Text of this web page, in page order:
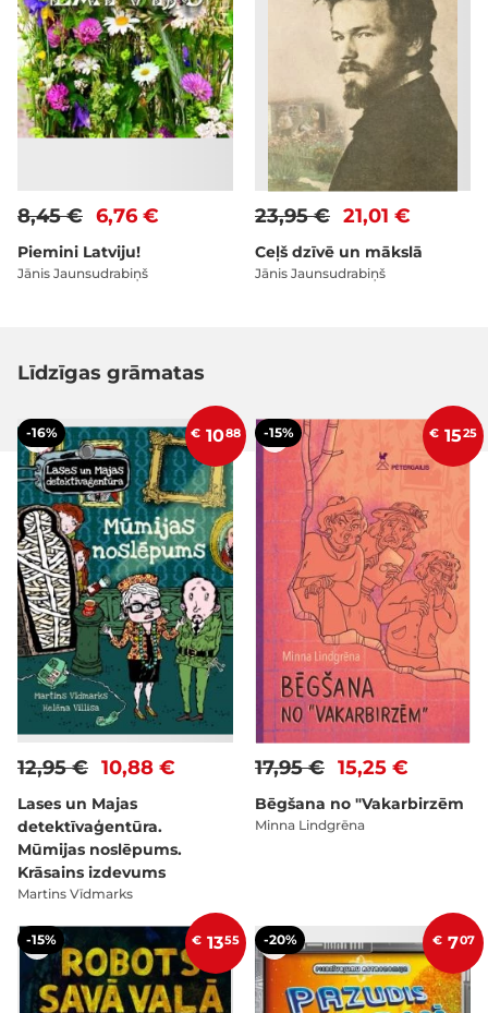
6,76 €
8,45 €
Piemini Latviju!
Jānis Jaunsudrabiņš
21,01 €
23,95 €
Ceļš dzīvē un mākslā
Jānis Jaunsudrabiņš
Līdzīgas grāmatas
-16% € 1088
10,88 €
12,95 €
Lases un Majas
detektīvaģentūra.
Mūmijas noslēpums.
Krāsains izdevums
Martins Vīdmarks
-15% € 1525
15,25 €
17,95 €
Bēgšana no "Vakarbirzēm
Minna Lindgrēna
-15% € 1355 -20% € 707